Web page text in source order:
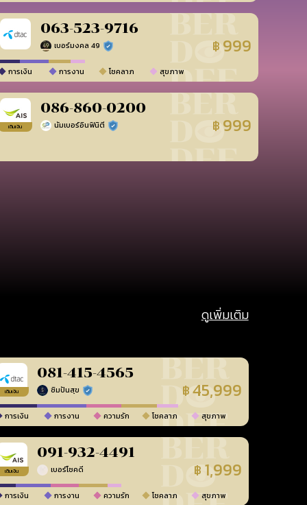
063-523-9716
เบอร์มงคล 49 ร้านยืนยันแล้ว ฿ 999
การเงิน การงาน โชคลาภ สุขภาพ
เติมเงิน
086-860-0200
นัมเบอร์อินฟินิตี้ ร้านยืนยันแล้ว ฿ 999
ดูเพิ่มเติม
เติมเงิน
081-415-4565
ซิมปันสุข ร้านยืนยันแล้ว ฿45,999
การเงิน การงาน ความรัก โชคลาภ สุขภาพ
เติมเงิน
091-932-4491
เบอร์โชคดี ฿ 1,999
การเงิน การงาน ความรัก โชคลาภ สุขภาพ